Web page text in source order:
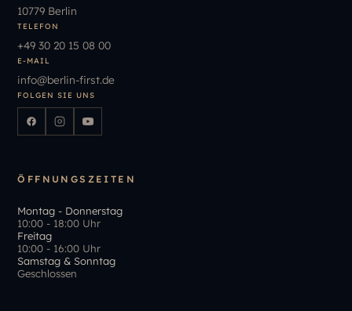
10779 Berlin
TELEFON
+49 30 20 15 08 00
E-MAIL
info@berlin-first.de
FOLGEN SIE UNS
ÖFFNUNGSZEITEN
Montag - Donnerstag
10:00 - 18:00 Uhr
Freitag
10:00 - 16:00 Uhr
Samstag & Sonntag
Geschlossen